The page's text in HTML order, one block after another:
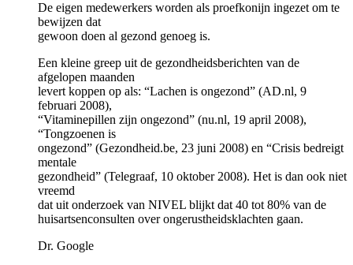
De eigen medewerkers worden als proefkonijn ingezet om te
bewijzen dat
gewoon doen al gezond genoeg is.
Een kleine greep uit de gezondheidsberichten van de
afgelopen maanden
levert koppen op als: “Lachen is ongezond” (AD.nl, 9
februari 2008),
“Vitaminepillen zijn ongezond” (nu.nl, 19 april 2008),
“Tongzoenen is
ongezond” (Gezondheid.be, 23 juni 2008) en “Crisis bedreigt
mentale
gezondheid” (Telegraaf, 10 oktober 2008). Het is dan ook niet
vreemd
dat uit onderzoek van NIVEL blijkt dat 40 tot 80% van de
huisartsenconsulten over ongerustheidsklachten gaan.
Dr. Google